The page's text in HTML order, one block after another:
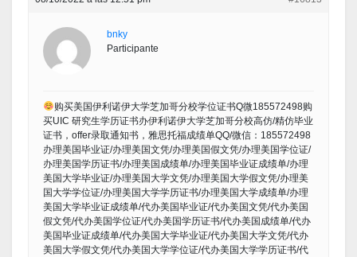
bnky
Participante
购买美国伊利诺伊大学芝加哥分校学位证书Q微185572498购
买UIC 研究生学历证书办伊利诺伊大学芝加哥分校高仿/精仿毕业
证书，offer录取通知书，雅思托福成绩单QQ/微信：185572498
办理美国毕业证/办理美国文凭/办理美国假文凭/办理美国学位证/
办理美国学历证书/办理美国成绩单/办理美国毕业证成绩单/办理
美国大学毕业证/办理美国大学文凭/办理美国大学假文凭/办理美
国大学学位证/办理美国大学学历证书/办理美国大学成绩单/办理
美国大学毕业证成绩单/代办美国毕业证/代办美国文凭/代办美国
假文凭/代办美国学位证/代办美国学历证书/代办美国成绩单/代办
美国毕业证成绩单/代办美国大学毕业证/代办美国大学文凭/代办
美国大学假文凭/代办美国大学学位证/代办美国大学学历证书/代